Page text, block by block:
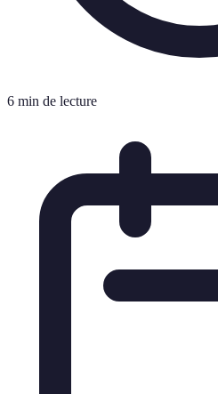
6 min de lecture